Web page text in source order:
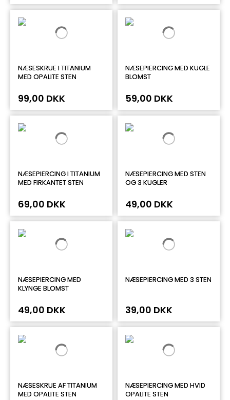
NÆSESKRUE I TITANIUM
MED OPALITE STEN
99,00 DKK
NÆSEPIERCING MED KUGLE
BLOMST
59,00 DKK
NÆSEPIERCING I TITANIUM
MED FIRKANTET STEN
69,00 DKK
NÆSEPIERCING MED STEN
OG 3 KUGLER
49,00 DKK
NÆSEPIERCING MED
KLYNGE BLOMST
49,00 DKK
NÆSEPIERCING MED 3 STEN
39,00 DKK
NÆSESKRUE AF TITANIUM
MED OPALITE STEN
NÆSEPIERCING MED HVID
OPALITE STEN